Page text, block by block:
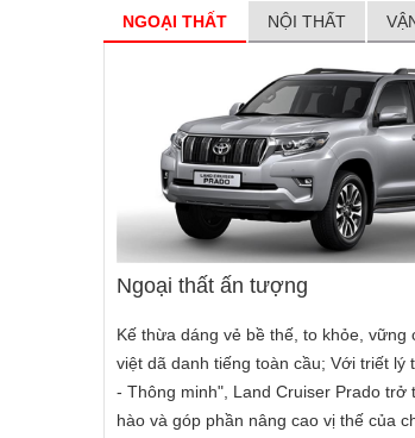
NGOẠI THẤT NỘI THẤT
Ngoại thất ấn tượng
Kế thừa dáng vẻ bề thế, to khỏe, vững
việt dã danh tiếng toàn cầu; Với triết lý
- Thông minh", Land Cruiser Prado trở
hào và góp phần nâng cao vị thế của